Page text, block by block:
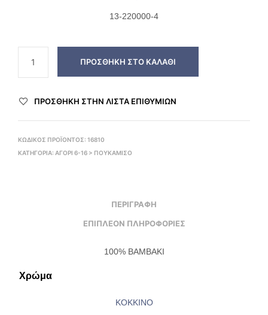
13-220000-4
ΠΡΟΣΘΉΚΗ ΣΤΟ ΚΑΛΆΘΙ
ΠΡΌΣΘΉΚΗ ΣΤΗΝ ΛΊΣΤΑ ΕΠΙΘΥΜΙΏΝ
ΚΩΔΙΚΌΣ ΠΡΟΪΌΝΤΟΣ: 16810
ΚΑΤΗΓΟΡΊΑ: ΑΓΟΡΙ 6-16 > ΠΟΥΚΆΜΙΣΟ
ΠΕΡΙΓΡΑΦΉ
ΕΠΙΠΛΈΟΝ ΠΛΗΡΟΦΟΡΊΕΣ
100% ΒΑΜΒΑΚΙ
Χρώμα
ΚΟΚΚΙΝΟ